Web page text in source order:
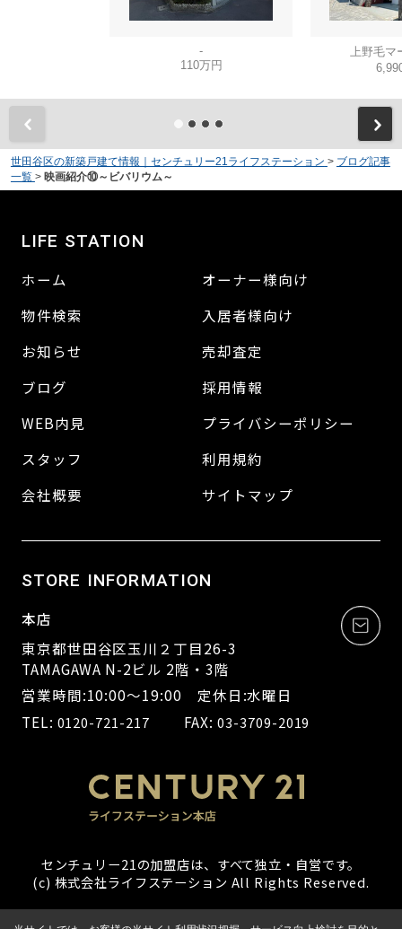
-
110万円
上野毛
世田谷区の新築戸建て情報｜センチュリー21ライフステーション > ブログ記事
一覧 > 映画紹介⑩～ビバリウム～
LIFE STATION
ホーム
物件検索
お知らせ
ブログ
WEB内見
スタッフ
会社概要
オーナー様向け
入居者様向け
売却査定
採用情報
プライバシーポリシー
利用規約
サイトマップ
STORE INFORMATION
本店
東京都世田谷区玉川２丁目26-3
TAMAGAWA N-2ビル 2階・3階
営業時間:10:00～19:00 定休日:水曜日
TEL: 0120-721-217 FAX:03-3709-2019
センチュリー21の加盟店は、すべて独立・自営です。
(c) 株式会社ライフステーション All Rights Reserved.